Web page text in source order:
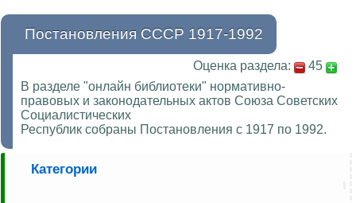
Постановления СССР 1917-1992
Оценка раздела:
45
В разделе "онлайн библиотеки" нормативно-
правовых и законодательных актов Союза Советских
Социалистических
Республик собраны Постановления с 1917 по 1992.
Категории